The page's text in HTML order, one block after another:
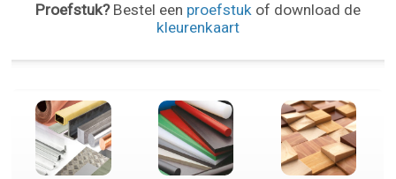
Proefstuk?Bestel een proefstukof download de
kleurenkaart